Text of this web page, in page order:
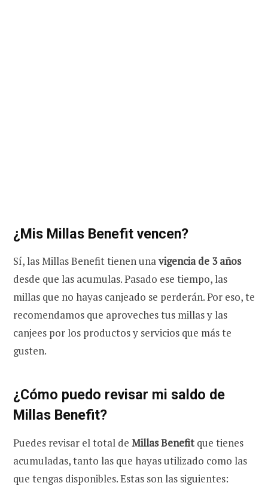
¿Mis Millas Benefit vencen?
Sí, las Millas Benefit tienen unavigencia de 3 años
desde que las acumulas. Pasado ese tiempo, las
millas que no hayas canjeado se perderán.Por eso, te
recomendamos que aproveches tus millas y las
canjees por los productos y servicios que más te
gusten.
¿Cómo puedo revisar mi saldo de
Millas Benefit?
Puedes revisar el total de Millas Benefitque tienes
acumuladas, tanto las que hayas utilizado como las
que tengas disponibles. Estas son las siguientes: